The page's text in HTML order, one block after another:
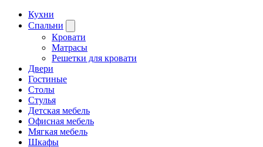
Кухни
Спальни
Кровати
Матрасы
Решетки для кровати
Двери
Гостиные
Столы
Стулья
Детская мебель
Офисная мебель
Мягкая мебель
Шкафы